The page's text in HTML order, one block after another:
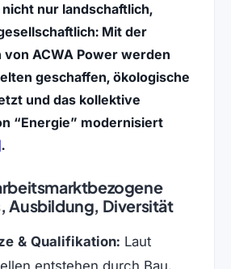
nur landschaftlich,
Mit der
ACWA Power werden
geschaffen, ökologische
und das kollektive
“Energie” modernisiert
(öffnet in neuem Tab)
.
Ausbildung, Diversität
& Qualifikation: Laut